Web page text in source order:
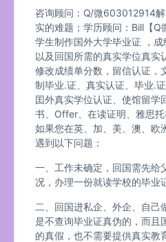
咨询顾问：Q/微603012914
实的难题；学历顾问：Bill【
学生制作国外大学毕业证 ，
以及回国所需的真实学位真实
修改成绩单分数，留信认证，
制毕业.证、真实认证、毕业.
囯外真实学位认证、使馆留学
书、Offer、在读证明、雅思
如果您在英、加、美、澳、欧
遇到以下问题：
一、工作未确定，回国需先给
况，办理一份就读学校的毕业
二、回国进私企、外企、自己
是不查询毕业证真伪的，而且
的真假，也不需要提供真实教